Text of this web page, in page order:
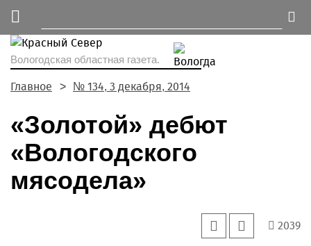
Вологодская областная газета.
Главное № 134, 3 декабря, 2014
«Золотой» дебют
«Вологодского
мясодела»
2039